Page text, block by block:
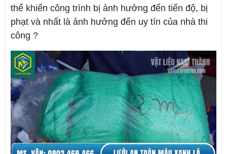
thể khiến công trình bị ảnh hưởng đến tiến độ, bị
phạt và nhất là ảnh hưởng đến uy tín của nhà thi
công ?